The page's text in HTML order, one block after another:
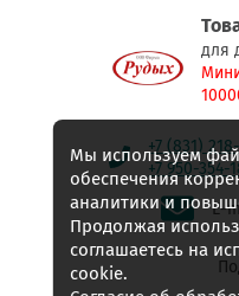
для
+7 (831)
+7 950-354-
E-
Мы используем
обеспечения
аналитики и
Продолжая
соглашаетесь на
cookie.